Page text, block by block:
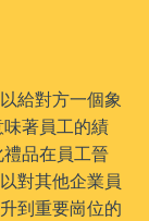
給對方一個象
著員工的績
品在員工晉
對其他企業員
到重要崗位的